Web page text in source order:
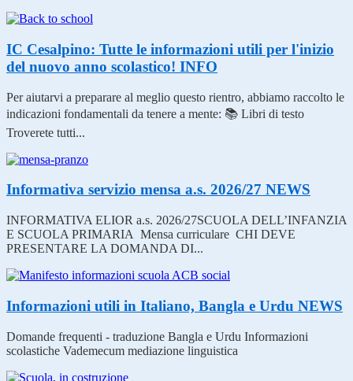
IC Cesalpino: Tutte le informazioni utili per l'inizio
del nuovo anno scolastico! INFO
Per aiutarvi a preparare al meglio questo rientro, abbiamo raccolto le
indicazioni fondamentali da tenere a mente: 📚 Libri di testo
Troverete tutti...
Informativa servizio mensa a.s. 2026/27 NEWS
INFORMATIVA ELIOR a.s. 2026/27SCUOLA DELL’INFANZIA
E SCUOLA PRIMARIA Mensa curriculare CHI DEVE
PRESENTARE LA DOMANDA DI...
Informazioni utili in Italiano, Bangla e Urdu NEWS
Domande frequenti - traduzione Bangla e Urdu Informazioni
scolastiche Vademecum mediazione linguistica